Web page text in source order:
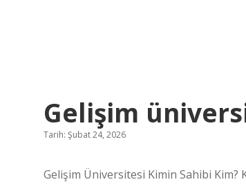
Gelişim
Tarih: Şubat 24, 2026
Gelişim Üniversitesi Kimin Sahibi